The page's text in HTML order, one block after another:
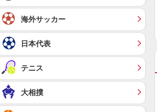
海外サッカー
日本代表
テニス
大相撲